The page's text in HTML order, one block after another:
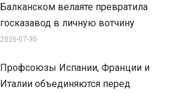
Балканском велаяте превратила
госказавод в личную вотчину
2026-07-30
Профсоюзы Испании, Франции и
Италии объединяются перед